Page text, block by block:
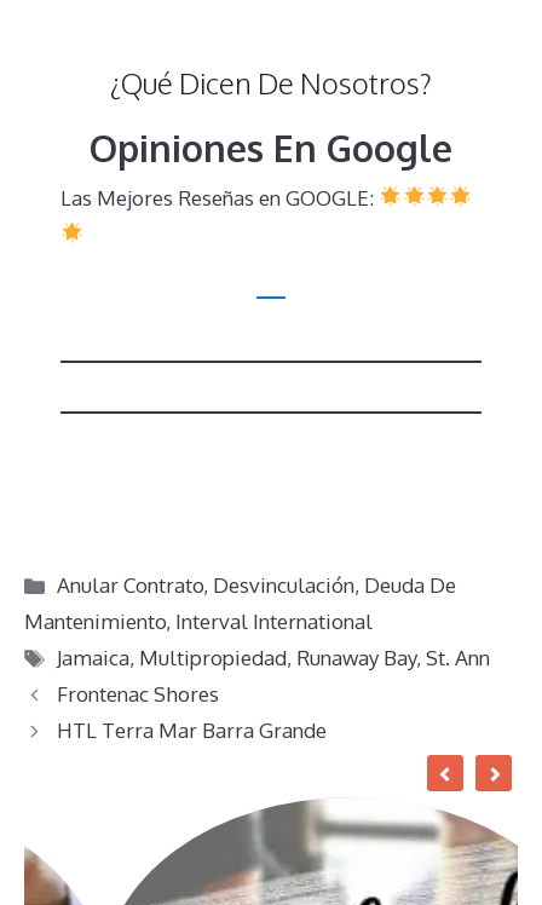
¿Qué Dicen De Nosotros?
Opiniones En Google
Las Mejores Reseñas en GOOGLE:
Categorías
Anular Contrato, Desvinculación, Deuda De
Mantenimiento, Interval International
Etiquetas
Jamaica, Multipropiedad, Runaway Bay,St. Ann
Frontenac Shores
HTL Terra Mar Barra Grande